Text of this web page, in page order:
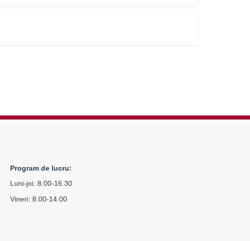
Program de lucru:
Luni-joi: 8.00-16.30
Vineri: 8.00-14.00